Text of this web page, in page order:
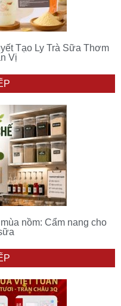
Tạo Ly Trà Sữa Thơm
Vị
nồm: Cẩm nang cho